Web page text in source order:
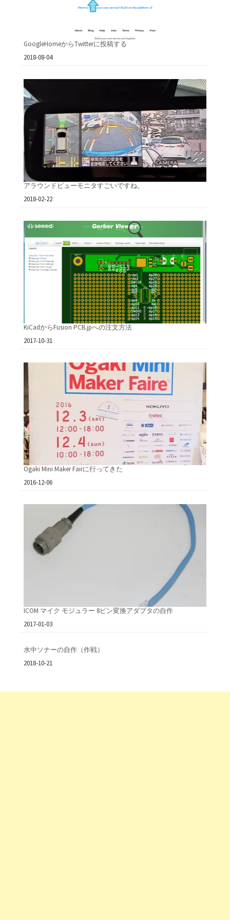
GoogleHomeからTwitterに投稿する
日付
2018-08-04
アラウンドビューモニタすごいですね。
日付
2018-02-22
KiCadからFusion PCB.jpへの注文方法
日付
2017-10-31
Ogaki Mini Maker Fairに行ってきた
日付
2016-12-06
ICOM マイク モジュラー 8ピン変換アダプタの自作
日付
2017-01-03
水中ソナーの自作（作戦）
日付
2018-10-21